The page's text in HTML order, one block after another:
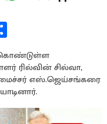
ar
eரில்வின் சில்வா,
எஸ்.ஜெய்சங்கரை